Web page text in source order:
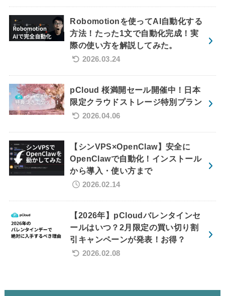
Robomotionを使ってAI自動化する
方法！たった1文で自動化完成！実
際の使い方を解説してみた。
2026.03.24
pCloud 桜満開セール開催中！日本
限定クラウドストレージ特別プラン
2026.04.06
【シンVPS×OpenClaw】安全に
OpenClawで自動化！インストール
から導入・使い方まで
2026.02.14
【2026年】pCloudバレンタインセ
ールはいつ？2月限定の買い切り割
引キャンペーンが発表！お得？
2026.02.08